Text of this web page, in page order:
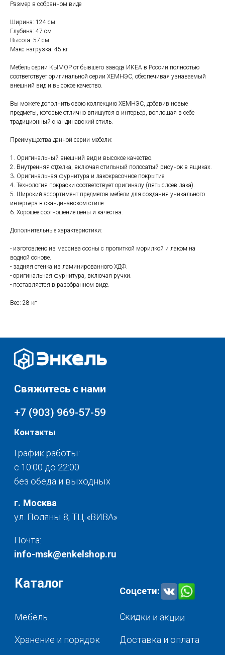
Размер в собранном виде
Ширина: 124 см
Глубина: 47 см
Высота: 57 см
Макс нагрузка: 45 кг
Мебель серии КЫМОР от бывшего завода ИКЕА в России полностью
соответствует оригинальной серии ХЕМНЭС, обеспечивая узнаваемый
внешний вид и высокое качество.
Вы можете дополнить свою коллекцию ХЕМНЭС, добавив новые
предметы, которые отлично впишутся в интерьер, воплощая в себе
традиционный скандинавский стиль.
Преимущества данной серии мебели:
1. Оригинальный внешний вид и высокое качество.
2. Внутренняя отделка, включая стильный полосатый рисунок в ящиках.
3. Оригинальная фурнитура и лакокрасочное покрытие.
4. Технология покраски соответствует оригиналу (пять слоев лака).
5. Широкий ассортимент предметов мебели для создания уникального
интерьера в скандинавском стиле.
6. Хорошее соотношение цены и качества.
Дополнительные характеристики:
- изготовлено из массива сосны с пропиткой морилкой и лаком на
водной основе.
- задняя стенка из ламинированного ХДФ.
- оригинальная фурнитура, включая ручки.
- поставляется в разобранном виде.
Вес: 28 кг
Каталог
Мебель
Текстиль для дома
Разное
О нас
Соцсети:
График работы:
с 10:00 до 22:00
без обеда и выходных
+7 (903) 969-57-59
Контакты
Свяжитесь с нами
Почта:
info-msk@enkelshop.ru
ул. Поляны 8, ТЦ «ВИВА»
Политика конфиденциальности